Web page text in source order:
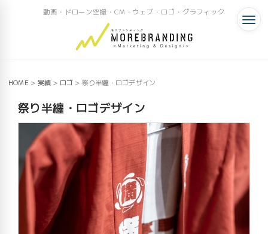
動画・ドローン空撮・CM・ウェブ・ロゴ・グラフィック
HOME > 実績 > ロゴ > 祭り半纏・ロゴデザイン
祭り半纏・ロゴデザイン